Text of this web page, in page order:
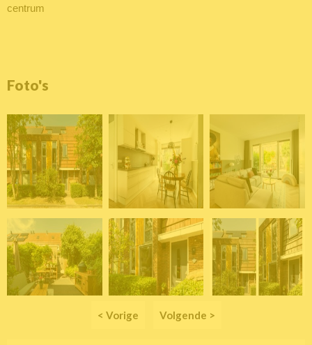
centrum
Foto's
< Vorige Volgende >